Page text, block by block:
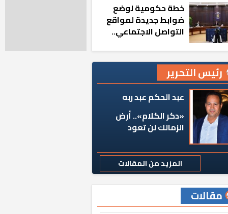
خطة حكومية لوضع
ضوابط جديدة لمواقع
التواصل الاجتماعي..
رئيس التحرير
عبد الحكم عبد ربه
«دكر الكلام».. أرض
الزمالك لن تعود
المزيد من المقالات
مقالات